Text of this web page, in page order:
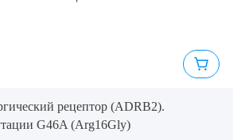
рецептор (ADRB2).
G46A (Arg16Gly)